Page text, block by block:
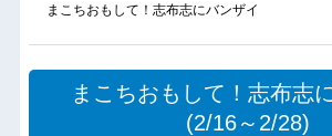
まこちおもして！志布志にバンザイ
まこちおもして！志布志
(2/16～2/28)